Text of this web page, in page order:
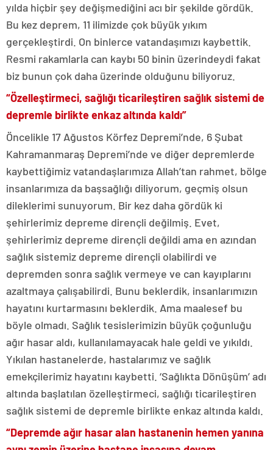
yılda hiçbir şey değişmediğini acı bir şekilde gördük.
Bu kez deprem, 11 ilimizde çok büyük yıkım
gerçekleştirdi. On binlerce vatandaşımızı kaybettik.
Resmi rakamlarla can kaybı 50 binin üzerindeydi fakat
biz bunun çok daha üzerinde olduğunu biliyoruz.
“Özelleştirmeci, sağlığı ticarileştiren sağlık sistemi de
depremle birlikte enkaz altında kaldı”
Öncelikle 17 Ağustos Körfez Depremi’nde, 6 Şubat
Kahramanmaraş Depremi’nde ve diğer depremlerde
kaybettiğimiz vatandaşlarımıza Allah’tan rahmet, bölge
insanlarımıza da başsağlığı diliyorum, geçmiş olsun
dileklerimi sunuyorum. Bir kez daha gördük ki
şehirlerimiz depreme dirençli değilmiş. Evet,
şehirlerimiz depreme dirençli değildi ama en azından
sağlık sistemiz depreme dirençli olabilirdi ve
depremden sonra sağlık vermeye ve can kayıplarını
azaltmaya çalışabilirdi. Bunu beklerdik, insanlarımızın
hayatını kurtarmasını beklerdik. Ama maalesef bu
böyle olmadı. Sağlık tesislerimizin büyük çoğunluğu
ağır hasar aldı, kullanılamayacak hale geldi ve yıkıldı.
Yıkılan hastanelerde, hastalarımız ve sağlık
emekçilerimiz hayatını kaybetti. ‘Sağlıkta Dönüşüm’ adı
altında başlatılan özelleştirmeci, sağlığı ticarileştiren
sağlık sistemi de depremle birlikte enkaz altında kaldı.
“Depremde ağır hasar alan hastanenin hemen yanına